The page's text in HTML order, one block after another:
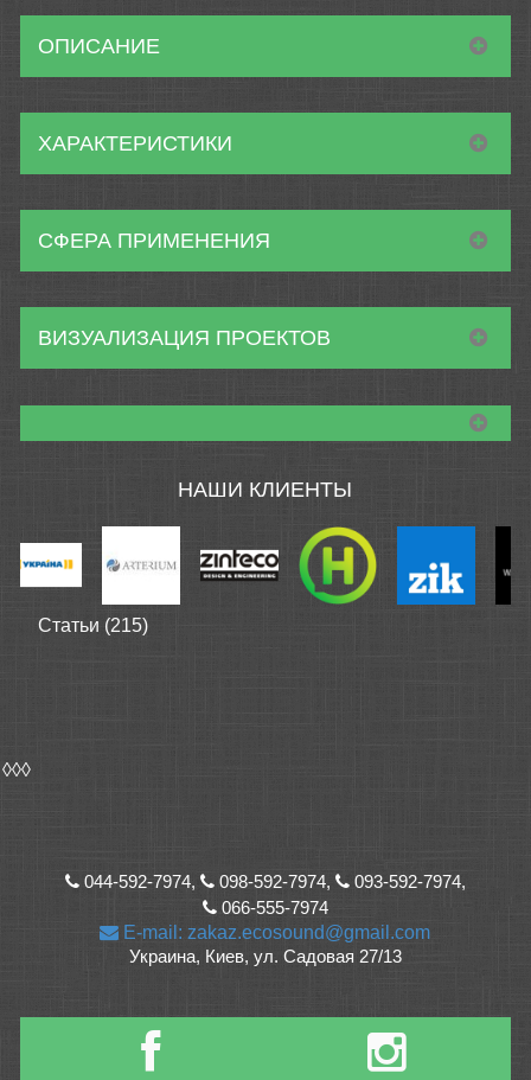
ОПИСАНИЕ
ХАРАКТЕРИСТИКИ
СФЕРА ПРИМЕНЕНИЯ
ВИЗУАЛИЗАЦИЯ ПРОЕКТОВ
НАШИ КЛИЕНТЫ
Статьи (215)
◊◊◊
044-592-7974, 098-592-7974,
093-592-7974,
066-555-7974
E-mail: zakaz.ecosound@gmail.com
Украина, Киев, ул. Садовая 27/13